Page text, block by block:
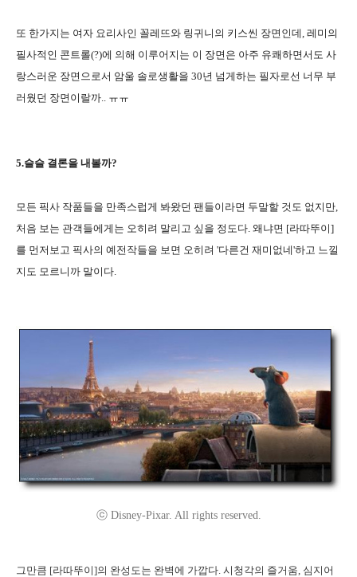
또 한가지는 여자 요리사인 꼴레뜨와 링귀니의 키스씬 장면인데, 레미의
필사적인 콘트롤(?)에 의해 이루어지는 이 장면은 아주 유쾌하면서도 사
랑스러운 장면으로서 암울 솔로생활을 30년 넘게하는 필자로선 너무 부
러웠던 장면이랄까.. ㅠㅠ
5.슬슬 결론을 내볼까?
모든 픽사 작품들을 만족스럽게 봐왔던 팬들이라면 두말할 것도 없지만,
처음 보는 관객들에게는 오히려 말리고 싶을 정도다. 왜냐면 [라따뚜이]
를 먼저보고 픽사의 예전작들을 보면 오히려 '다른건 재미없네'하고 느낄
지도 모르니까 말이다.
ⓒ Disney-Pixar. All rights reserved.
그만큼 [라따뚜이]의 완성도는 완벽에 가깝다. 시청각의 즐거움, 심지어